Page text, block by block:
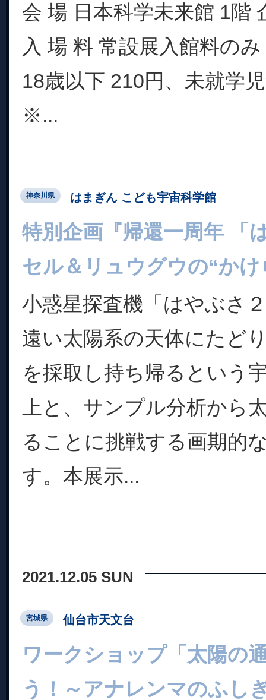
会 場 日本科学未来館 1階
入 場 料 常設展入館料の
18歳以下 210円、未就学
※...
神奈川県 はまぎん こども宇宙科学館
特別企画『帰還一周年 「
セル＆リュウグウの“かけ
小惑星探査機「はやぶさ
遠い太陽系の天体にたど
を採取し持ち帰るという
上と、サンプル分析から
ることに挑戦する画期的
す。本展示...
2021.12.05 SUN
宮城県 仙台市天文台
ワークショップ「太陽の
う！～アナレンマのふし